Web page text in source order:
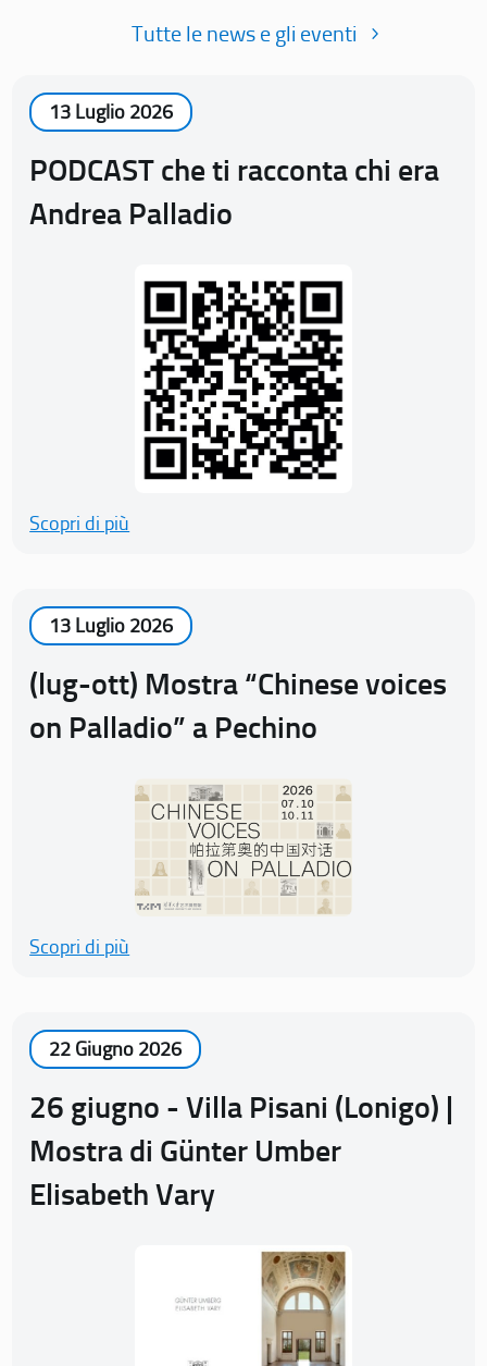
Tutte le news e gli eventi
13 Luglio 2026
PODCAST che ti racconta chi era
Andrea Palladio
Scopri di più
13 Luglio 2026
(lug-ott) Mostra “Chinese voices
on Palladio” a Pechino
Scopri di più
22 Giugno 2026
26 giugno - Villa Pisani (Lonigo) |
Mostra di Günter Umber
Elisabeth Vary